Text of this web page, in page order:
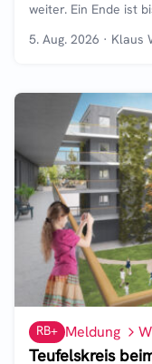
weiter. Ein Ende ist
5. Aug. 2026 · Klaus
RB+ Meldung
Teufelskreis